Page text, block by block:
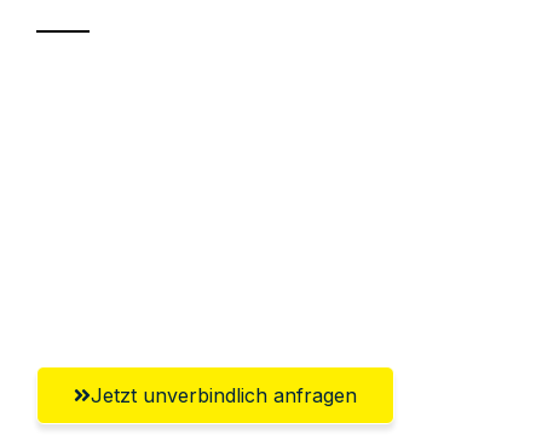
Jetzt unverbindlich anfragen